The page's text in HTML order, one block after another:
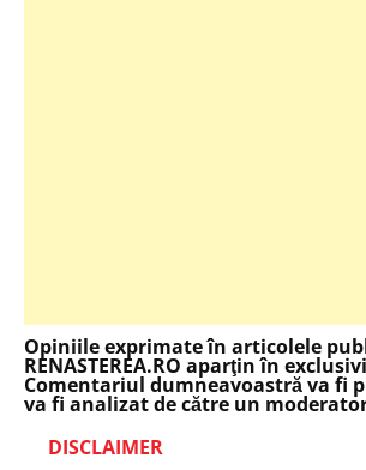
Opiniile exprimate în articolele
RENASTEREA.RO aparţin în
Comentariul dumneavoastră va fi
va fi analizat de către un
DISCLAIMER